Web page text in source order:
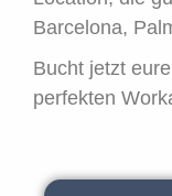
Barcelona,
Bucht jetzt
perfekten